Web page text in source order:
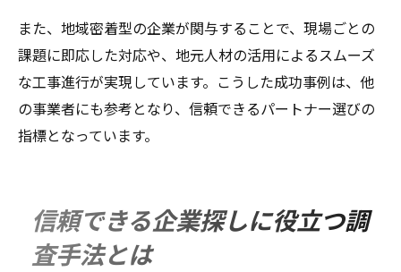
また、地域密着型の企業が関与することで、現場ごとの
課題に即応した対応や、地元人材の活用によるスムーズ
な工事進行が実現しています。こうした成功事例は、他
の事業者にも参考となり、信頼できるパートナー選びの
指標となっています。
信頼できる企業探しに役立つ調
査手法とは